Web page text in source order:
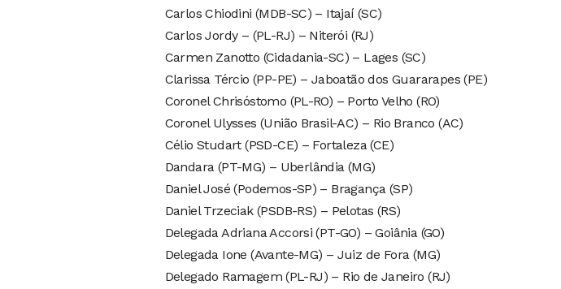
Carlos Chiodini (MDB-SC) – Itajaí (SC)
Carlos Jordy – (PL-RJ) – Niterói (RJ)
Carmen Zanotto (Cidadania-SC) – Lages (SC)
Clarissa Tércio (PP-PE) – Jaboatão dos Guararapes (PE)
Coronel Chrisóstomo (PL-RO) – Porto Velho (RO)
Coronel Ulysses (União Brasil-AC) – Rio Branco (AC)
Célio Studart (PSD-CE) – Fortaleza (CE)
Dandara (PT-MG) – Uberlândia (MG)
Daniel José (Podemos-SP) – Bragança (SP)
Daniel Trzeciak (PSDB-RS) – Pelotas (RS)
Delegada Adriana Accorsi (PT-GO) – Goiânia (GO)
Delegada Ione (Avante-MG) – Juiz de Fora (MG)
Delegado Ramagem (PL-RJ) – Rio de Janeiro (RJ)